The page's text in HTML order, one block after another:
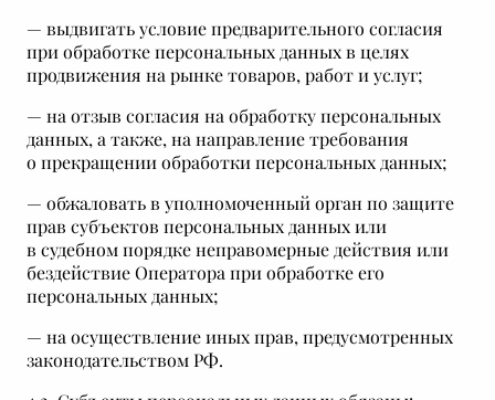
— выдвигать условие предварительного согласия
при обработке персональных данных в целях
продвижения на рынке товаров, работ и услуг;
— на отзыв согласия на обработку персональных
данных, а также, на направление требования
о прекращении обработки персональных данных;
— обжаловать в уполномоченный орган по защите
прав субъектов персональных данных или
в судебном порядке неправомерные действия или
бездействие Оператора при обработке его
персональных данных;
— на осуществление иных прав, предусмотренных
законодательством РФ.